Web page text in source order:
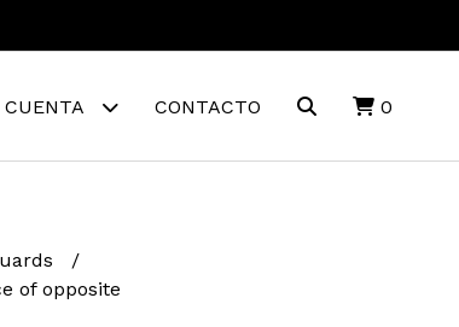
CUENTA CONTACTO 0
of opposite